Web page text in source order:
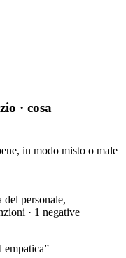
· cosa
in modo misto o male
del personale,
· 1 negative
empatica”